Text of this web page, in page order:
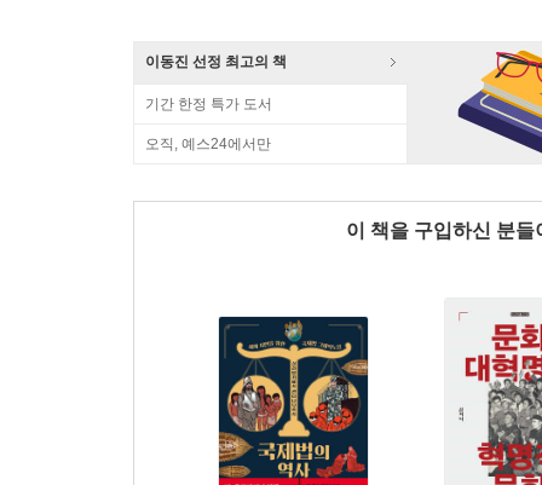
이동진 선정 최고의 책
기간 한정 특가 도서
오직, 예스24에서만
이 책을 구입하신 분